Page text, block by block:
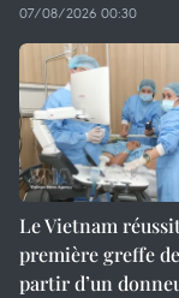
07/08/2026 00:30
Le Vietnam
première greffe
partir d’un